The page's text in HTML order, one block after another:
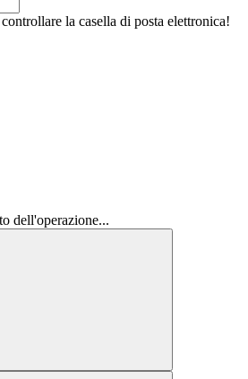
la casella di posta elettronica!
dell'operazione...